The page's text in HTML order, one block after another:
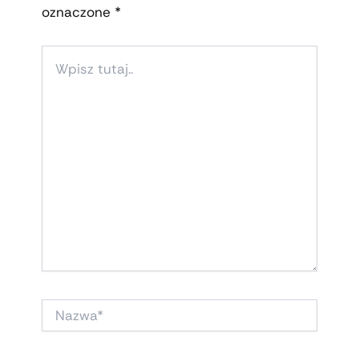
oznaczone *
TUTAJ..
NAZWA*